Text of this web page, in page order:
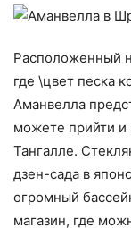
Расположенный
где \цвет песка
Аманвелла
можете прийти и
Тангалле.
дзен-сада в
огромный
магазин, где